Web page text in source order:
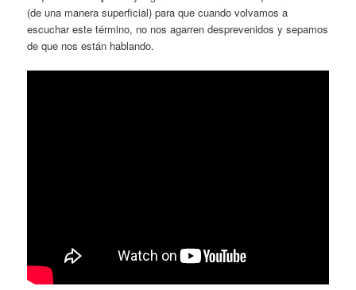
(de una manera superficial) para que cuando volvamos a
escuchar este término, no nos agarren desprevenidos y sepamos
de que nos están hablando.